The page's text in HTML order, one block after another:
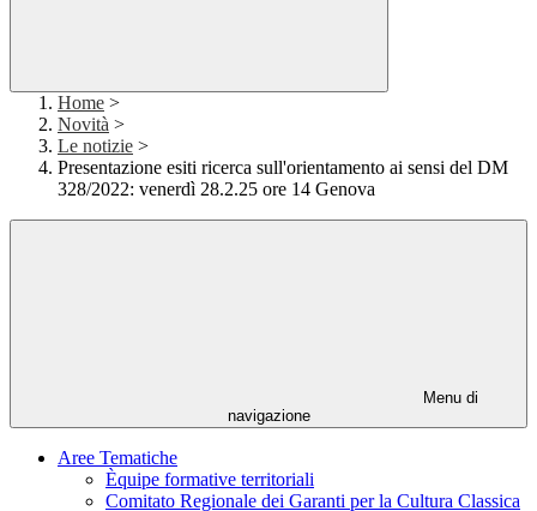
Home >
Novità >
Le notizie >
Presentazione esiti ricerca sull'orientamento ai sensi del DM
328/2022: venerdì 28.2.25 ore 14 Genova
Menu di
navigazione
Aree Tematiche
Èquipe formative territoriali
Comitato Regionale dei Garanti per la Cultura Classica